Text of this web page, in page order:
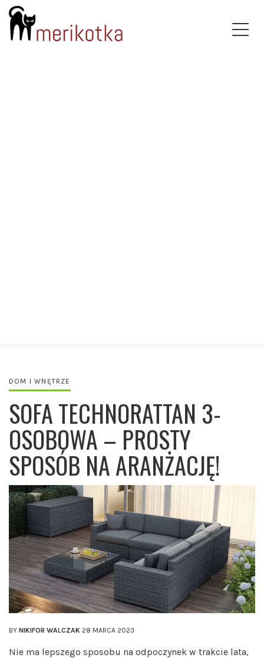
DOM I WNĘTRZE
SOFA TECHNORATTAN 3-
OSOBOWA – PROSTY
SPOSÓB NA ARANŻACJĘ!
BY NIKIFOR WALCZAK 28 MARCA 2023
Nie ma lepszego sposobu na odpoczynek w trakcie lata,